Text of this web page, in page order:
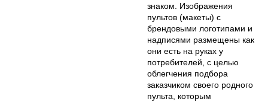
знаком. Изображения
пультов (макеты) с
брендовыми логотипами и
надписями размещены как
они есть на руках у
потребителей, с целью
облегчения подбора
заказчиком своего родного
пульта, которым